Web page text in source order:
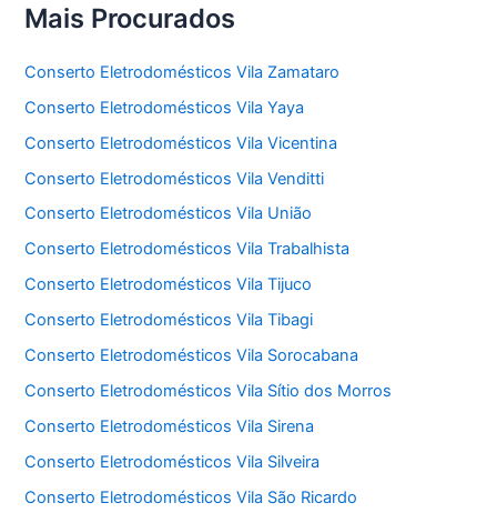
Mais Procurados
Conserto Eletrodomésticos Vila Zamataro
Conserto Eletrodomésticos Vila Yaya
Conserto Eletrodomésticos Vila Vicentina
Conserto Eletrodomésticos Vila Venditti
Conserto Eletrodomésticos Vila União
Conserto Eletrodomésticos Vila Trabalhista
Conserto Eletrodomésticos Vila Tijuco
Conserto Eletrodomésticos Vila Tibagi
Conserto Eletrodomésticos Vila Sorocabana
Conserto Eletrodomésticos Vila Sítio dos Morros
Conserto Eletrodomésticos Vila Sirena
Conserto Eletrodomésticos Vila Silveira
Conserto Eletrodomésticos Vila São Ricardo